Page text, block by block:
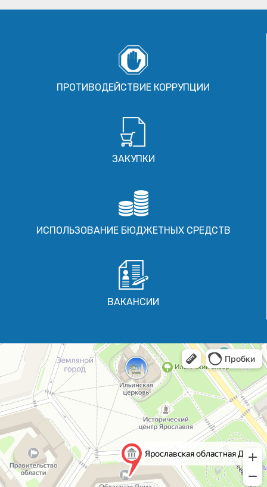
ПРОТИВОДЕЙСТВИЕ КОРРУПЦИИ
ЗАКУПКИ
ИСПОЛЬЗОВАНИЕ БЮДЖЕТНЫХ СРЕДСТВ
ВАКАНСИИ